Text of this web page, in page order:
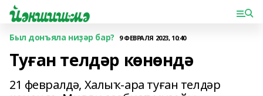
Был донъяла ниҙәр бар? 9 ФЕВРАЛЯ 2023, 10:40
Туған телдәр көнөндә
21 февралдә, Халыҡ-ара туған телдәр